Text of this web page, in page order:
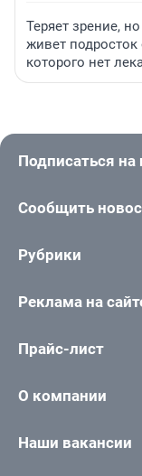
Теряет зрение,
живет
которого нет
Подписаться на
Сообщить
Рубрики
Реклама на
Прайс-лист
О компании
Наши вакансии